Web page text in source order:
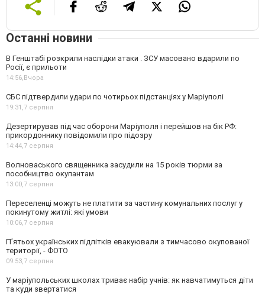
Останні новини
В Генштабі розкрили наслідки атаки . ЗСУ масовано вдарили по
Росії, є прильоти
14:56,Вчора
СБС підтвердили удари по чотирьох підстанціях у Маріуполі
19:31,7 серпня
Дезертирував під час оборони Маріуполя і перейшов на бік РФ:
прикордоннику повідомили про підозру
14:44,7 серпня
Волноваського священника засудили на 15 років тюрми за
пособництво окупантам
13:00,7 серпня
Переселенці можуть не платити за частину комунальних послуг у
покинутому житлі: які умови
10:06,7 серпня
П’ятьох українських підлітків евакуювали з тимчасово окупованої
території, - ФОТО
09:53,7 серпня
У маріупольських школах триває набір учнів: як навчатимуться діти
та куди звертатися